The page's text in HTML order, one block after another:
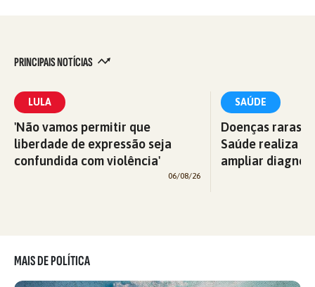
PRINCIPAIS NOTÍCIAS
LULA
'Não vamos permitir que
liberdade de expressão seja
confundida com violência'
06/08/26
SAÚDE
Doenças raras:
Saúde realiza
ampliar
MAIS DE POLÍTICA